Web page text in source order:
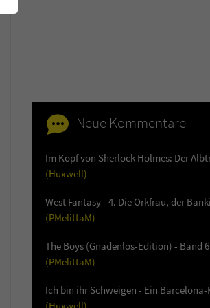
Neue Kommentare
(Huxwell)
(PMelittaM)
The Boys (Gnadenlos-Edition) - Band 6
(PMelittaM)